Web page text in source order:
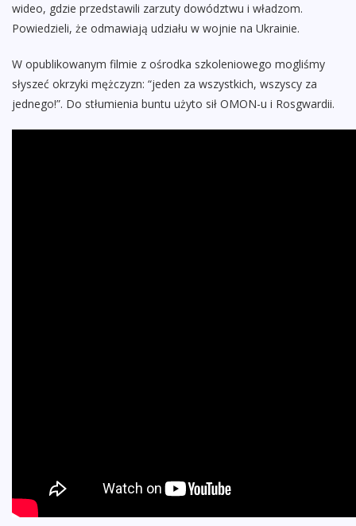
wideo, gdzie przedstawili zarzuty dowództwu i władzom.
Powiedzieli, że odmawiają udziału w wojnie na Ukrainie.
W opublikowanym filmie z ośrodka szkoleniowego mogliśmy
słyszeć okrzyki mężczyzn: “jeden za wszystkich, wszyscy za
jednego!”. Do stłumienia buntu użyto sił OMON-u i Rosgwardii.